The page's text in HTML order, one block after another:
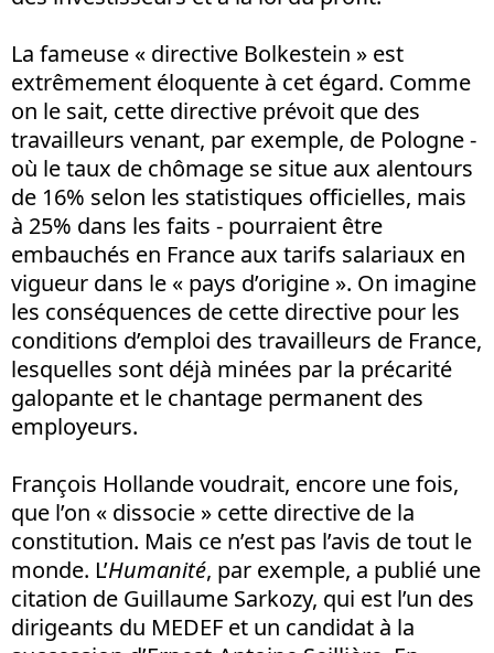
La fameuse « directive Bolkestein » est
extrêmement éloquente à cet égard. Comme
on le sait, cette directive prévoit que des
travailleurs venant, par exemple, de Pologne -
où le taux de chômage se situe aux alentours
de 16% selon les statistiques officielles, mais
à 25% dans les faits - pourraient être
embauchés en France aux tarifs salariaux en
vigueur dans le « pays d’origine ». On imagine
les conséquences de cette directive pour les
conditions d’emploi des travailleurs de France,
lesquelles sont déjà minées par la précarité
galopante et le chantage permanent des
employeurs.
François Hollande voudrait, encore une fois,
que l’on « dissocie » cette directive de la
constitution. Mais ce n’est pas l’avis de tout le
monde. L’Humanité, par exemple, a publié une
citation de Guillaume Sarkozy, qui est l’un des
dirigeants du MEDEF et un candidat à la